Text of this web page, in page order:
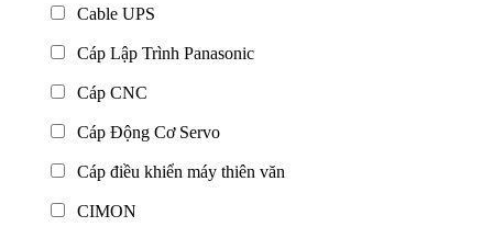
Cable UPS
Cáp Lập Trình Panasonic
Cáp CNC
Cáp Động Cơ Servo
Cáp điều khiển máy thiên văn
CIMON